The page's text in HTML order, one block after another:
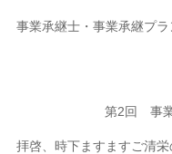
事業承継士・事業承継プ
第2回 事
拝啓、時下ますますご清